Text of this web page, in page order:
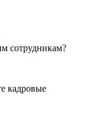
сотрудникам?
кадровые